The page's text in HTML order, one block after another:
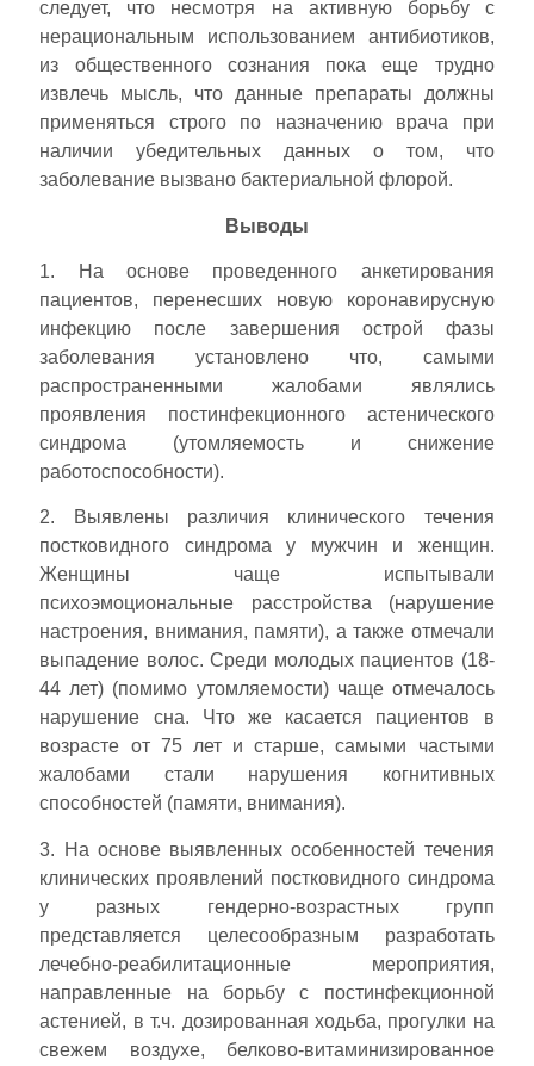
следует, что несмотря на активную борьбу с
нерациональным использованием антибиотиков,
из общественного сознания пока еще трудно
извлечь мысль, что данные препараты должны
применяться строго по назначению врача при
наличии убедительных данных о том, что
заболевание вызвано бактериальной флорой.
Выводы
1. На основе проведенного анкетирования
пациентов, перенесших новую коронавирусную
инфекцию после завершения острой фазы
заболевания установлено что, самыми
распространенными жалобами являлись
проявления постинфекционного астенического
синдрома (утомляемость и снижение
работоспособности).
2. Выявлены различия клинического течения
постковидного синдрома у мужчин и женщин.
Женщины чаще испытывали
психоэмоциональные расстройства (нарушение
настроения, внимания, памяти), а также отмечали
выпадение волос. Среди молодых пациентов (18-
44 лет) (помимо утомляемости) чаще отмечалось
нарушение сна. Что же касается пациентов в
возрасте от 75 лет и старше, самыми частыми
жалобами стали нарушения когнитивных
способностей (памяти, внимания).
3. На основе выявленных особенностей течения
клинических проявлений постковидного синдрома
у разных гендерно-возрастных групп
представляется целесообразным разработать
лечебно-реабилитационные мероприятия,
направленные на борьбу с постинфекционной
астенией, в т.ч. дозированная ходьба, прогулки на
свежем воздухе, белково-витаминизированное